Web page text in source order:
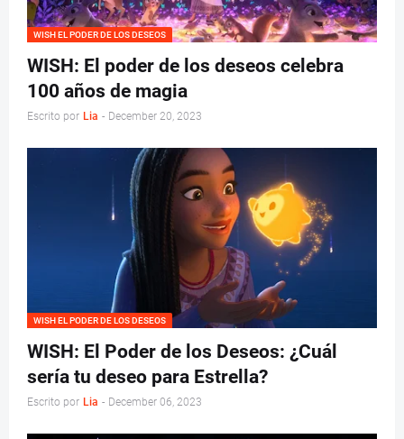
WISH EL PODER DE LOS DESEOS
WISH: El poder de los deseos celebra
100 años de magia
Escrito por Lia - December 20, 2023
WISH EL PODER DE LOS DESEOS
WISH: El Poder de los Deseos: ¿Cuál
sería tu deseo para Estrella?
Escrito por Lia - December 06, 2023